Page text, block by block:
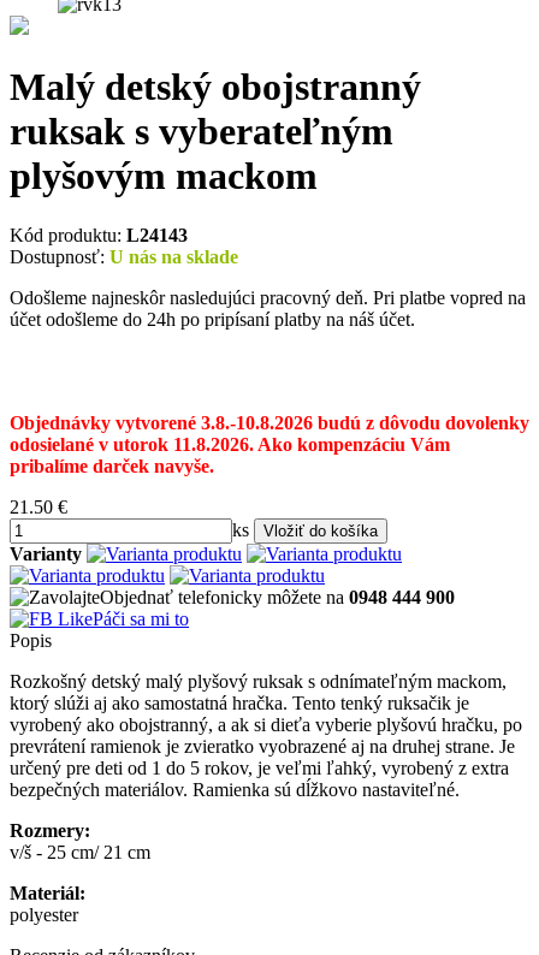
Malý detský obojstranný
ruksak s vyberateľným
plyšovým mackom
Kód produktu: L24143
Dostupnosť: U nás na sklade
Odošleme najneskôr nasledujúci pracovný deň. Pri platbe vopred na
účet odošleme do 24h po pripísaní platby na náš účet.
Objednávky vytvorené 3.8.-10.8.2026 budú z dôvodu dovolenky
odosielané v utorok 11.8.2026. Ako kompenzáciu Vám
pribalíme darček navyše.
21.50 €
ks
Varianty
Objednať telefonicky môžete na 0948 444 900
Páči sa mi to
Popis
Rozkošný detský malý plyšový ruksak s odnímateľným mackom,
ktorý slúži aj ako samostatná hračka. Tento tenký ruksačik je
vyrobený ako obojstranný, a ak si dieťa vyberie plyšovú hračku, po
prevrátení ramienok je zvieratko vyobrazené aj na druhej strane. Je
určený pre deti od 1 do 5 rokov, je veľmi ľahký, vyrobený z extra
bezpečných materiálov. Ramienka sú dĺžkovo nastaviteľné.
Rozmery:
v/š - 25 cm/ 21 cm
Materiál:
polyester